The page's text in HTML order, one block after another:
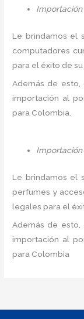
Le brindamos el
computadores
para el éxito de
Además de
importación al
para Colombia.
Importación
Le brindamos el
perfumes y
legales para el
Además de
importación al
para Colombia